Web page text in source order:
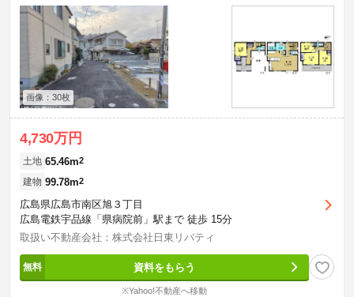
画像：30枚
4,730万円
土地 65.46m2
建物 99.78m2
広島県広島市南区旭３丁目
広島電鉄宇品線「県病院前」駅まで 徒歩 15分
取扱い不動産会社：株式会社日東リバティ
資料をもらう
※Yahoo!不動産へ移動